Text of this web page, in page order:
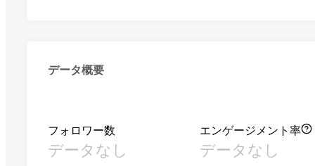
データ概要
フォロワー数
データなし
エンゲージメント率
データなし